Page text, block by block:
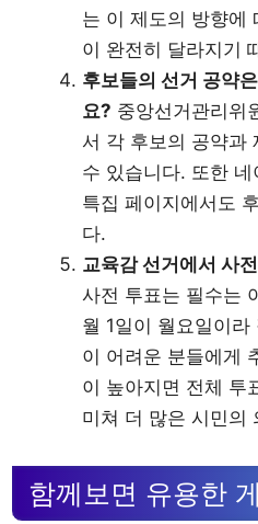
는 이 제도의 방향에
이 완전히 달라지기
후보들의 선거 공약
요? 중앙선거관리위
서 각 후보의 공약과
수 있습니다. 또한 네
특집 페이지에서도
다.
교육감 선거에서 사
사전 투표는 필수는
월 1일이 월요일이
이 어려운 분들에게
이 높아지면 전체 투
미쳐 더 많은 시민의
함께보면 유용한